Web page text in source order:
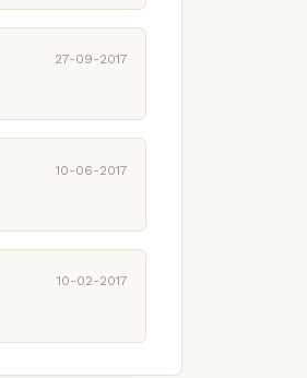
27-09-2017
10-06-2017
10-02-2017